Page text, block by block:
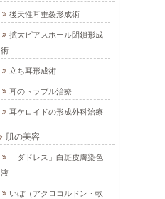
後天性耳垂裂形成術
拡大ピアスホール閉鎖形成
術
立ち耳形成術
耳のトラブル治療
耳ケロイドの形成外科治療
肌の美容
「ダドレス」白斑皮膚染色
液
いぼ（アクロコルドン・軟